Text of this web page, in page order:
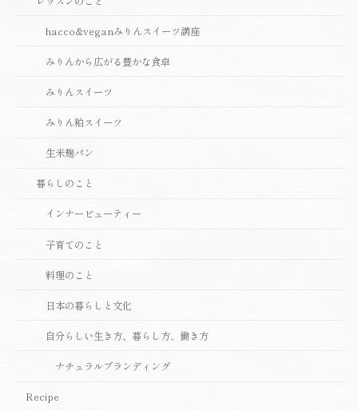
hacco&veganみりんスイーツ講座
みりんから広がる豊かな食卓
みりんスイーツ
みりん粕スイーツ
生米麹パン
暮らしのこと
インナービューティー
子育てのこと
料理のこと
日本の暮らしと文化
自分らしい生き方、暮らし方、働き方
ナチュラルブランディング
Recipe